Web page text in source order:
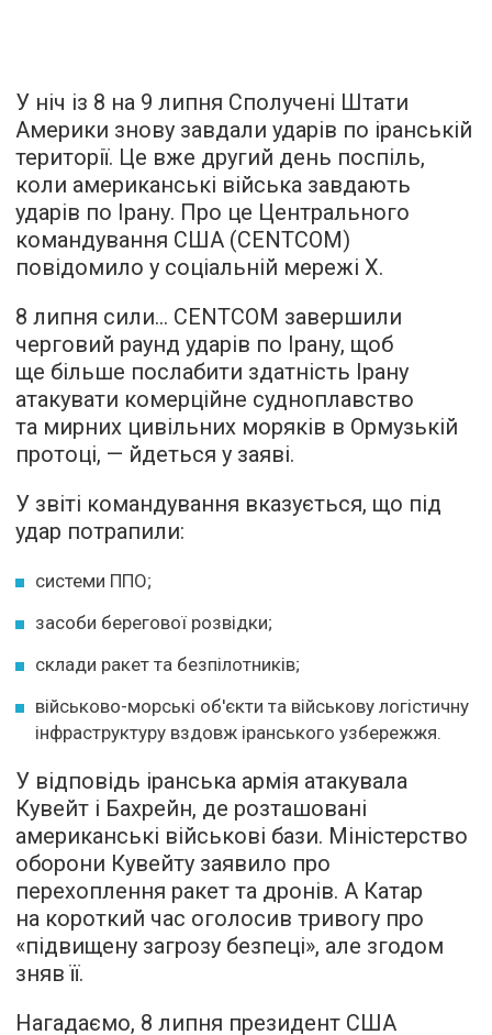
У ніч із 8 на 9 липня Сполучені Штати
Америки знову завдали ударів по іранській
території. Це вже другий день поспіль,
коли американські війська завдають
ударів по Ірану. Про це Центрального
командування США (CENTCOM)
повідомило у соціальній мережі Х.
8 липня сили… CENTCOM завершили
черговий раунд ударів по Ірану, щоб
ще більше послабити здатність Ірану
атакувати комерційне судноплавство
та мирних цивільних моряків в Ормузькій
протоці, — йдеться у заяві.
У звіті командування вказується, що під
удар потрапили:
системи ППО;
засоби берегової розвідки;
склади ракет та безпілотників;
військово-морські об'єкти та військову логістичну
інфраструктуру вздовж іранського узбережжя.
У відповідь іранська армія атакувала
Кувейт і Бахрейн, де розташовані
американські військові бази. Міністерство
оборони Кувейту заявило про
перехоплення ракет та дронів. А Катар
на короткий час оголосив тривогу про
«підвищену загрозу безпеці», але згодом
зняв її.
Нагадаємо, 8 липня президент США